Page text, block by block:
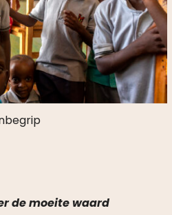
de moeite waard